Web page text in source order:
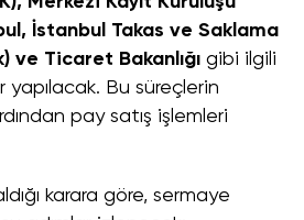
İstanbul Takas ve Saklama
ve Ticaret Bakanlığı gibi ilgili
yapılacak. Bu süreçlerin
pay satış işlemleri
karara göre, sermaye